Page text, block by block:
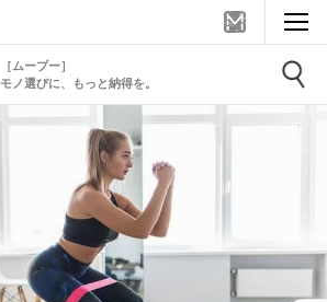
［ムーブー］
モノ選びに、もっと納得を。